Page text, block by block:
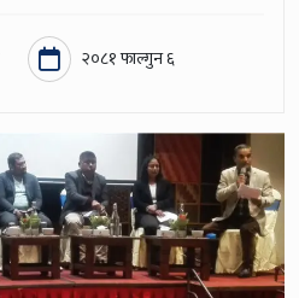
२०८१ फाल्गुन ६